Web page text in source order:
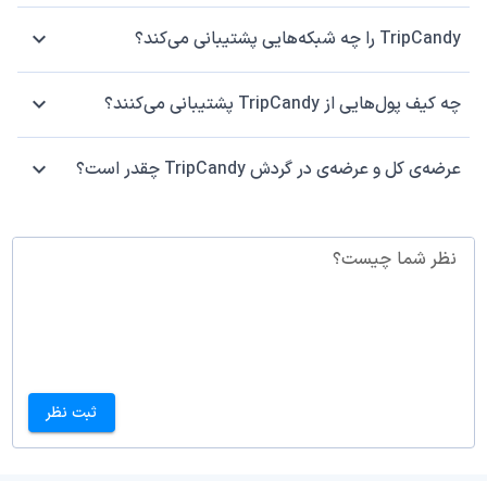
TripCandy را چه شبکه‌هایی پشتیبانی می‌کند؟
چه کیف پول‌هایی از TripCandy پشتیبانی می‌کنند؟
عرضه‌ی کل و عرضه‌ی در گردش TripCandy چقدر است؟
نظر شما چیست؟
ثبت نظر